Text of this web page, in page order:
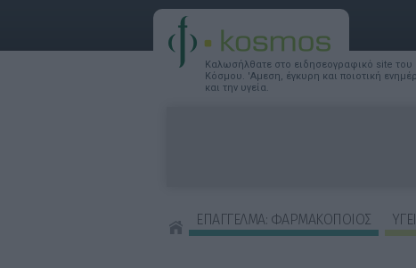
Καλωσήλθατε στο ειδησεογραφικό site του
Κόσμου. 'Αμεση, έγκυρη και ποιοτική
και την υγεία.
ΕΠΑΓΓΕΛΜΑ: ΦΑΡΜΑΚΟΠΟΙΟΣ